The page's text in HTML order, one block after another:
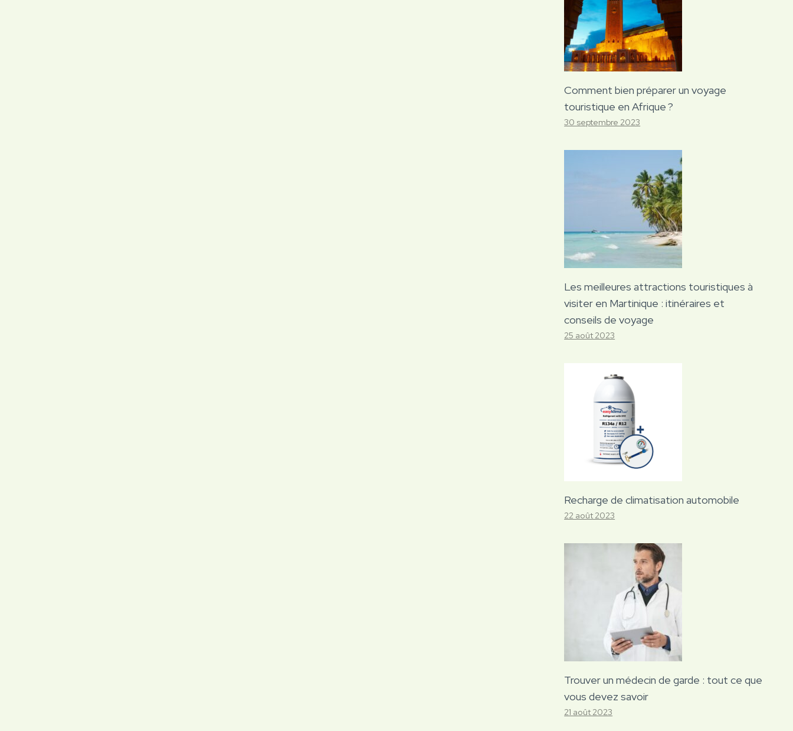
Comment bien préparer un voyage
touristique en Afrique ?
30 septembre 2023
Les meilleures attractions touristiques à
visiter en Martinique : itinéraires et
conseils de voyage
25 août 2023
Recharge de climatisation automobile
22 août 2023
Trouver un médecin de garde : tout ce que
vous devez savoir
21 août 2023